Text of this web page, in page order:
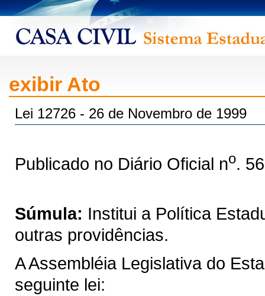
exibir Ato
Lei 12726 - 26 de Novembro de 1999
Publicado no Diário Oficial no.
Súmula: Institui a Política
outras providências.
A Assembléia Legislativa do
seguinte lei: